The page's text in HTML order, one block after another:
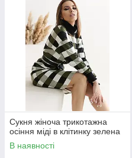
Сукня жіноча трикотажна
осіння міді в клітинку зелена
В наявності